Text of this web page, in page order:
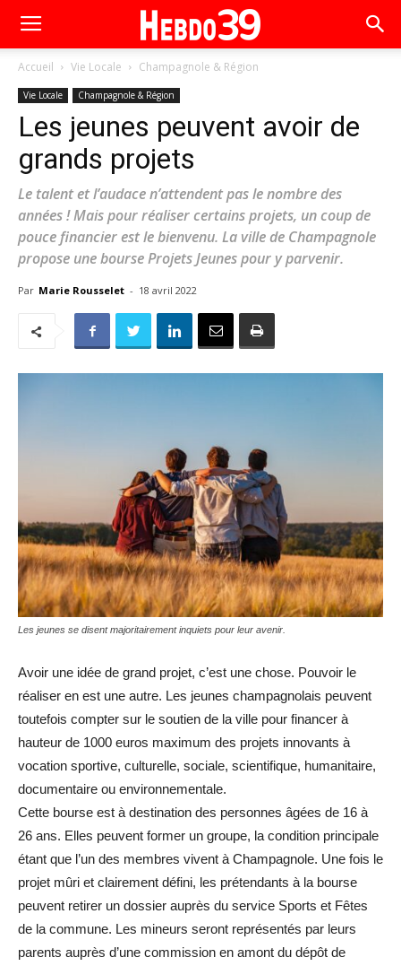
Accueil Vie Locale Champagnole & Région
Vie Locale Champagnole & Région
Les jeunes peuvent avoir de
grands projets
Le talent et l’audace n’attendent pas le nombre des
années ! Mais pour réaliser certains projets, un coup de
pouce financier est le bienvenu. La ville de Champagnole
propose une bourse Projets Jeunes pour y parvenir.
Par Marie Rousselet - 18 avril 2022
Les jeunes se disent majoritairement inquiets pour leur avenir.
Avoir une idée de grand projet, c’est une chose. Pouvoir le
réaliser en est une autre. Les jeunes champagnolais peuvent
toutefois compter sur le soutien de la ville pour financer à
hauteur de 1000 euros maximum des projets innovants à
vocation sportive, culturelle, sociale, scientifique, humanitaire,
documentaire ou environnementale.
Cette bourse est à destination des personnes âgées de 16 à
26 ans. Elles peuvent former un groupe, la condition principale
étant que l’un des membres vivent à Champagnole. Une fois le
projet mûri et clairement défini, les prétendants à la bourse
peuvent retirer un dossier auprès du service Sports et Fêtes
de la commune. Les mineurs seront représentés par leurs
parents auprès d’une commission en amont du dépôt de